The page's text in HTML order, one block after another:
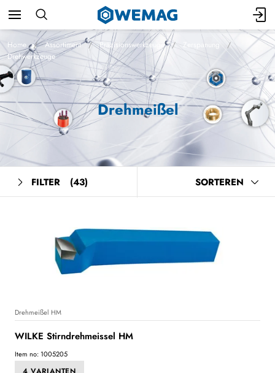
Home Assortiment Präzisionswerkzeuge
Zerspanung
Drehwerkzeuge
Drehmeißel
FILTER (43) SORTEREN
Drehmeißel HM
WILKE Stirndrehmeissel HM
Item no: 1005205